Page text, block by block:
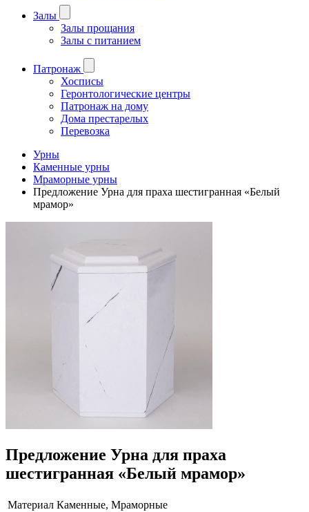
Залы
Залы прощания
Залы с питанием
Патронаж
Хосписы
Геронтологические центры
Патронаж на дому
Дома престарелых
Перевозка
Урны
Каменные урны
Мраморные урны
Предложение Урна для праха шестигранная «Белый
мрамор»
Предложение Урна для праха
шестигранная «Белый мрамор»
Материал Каменные, Мраморные